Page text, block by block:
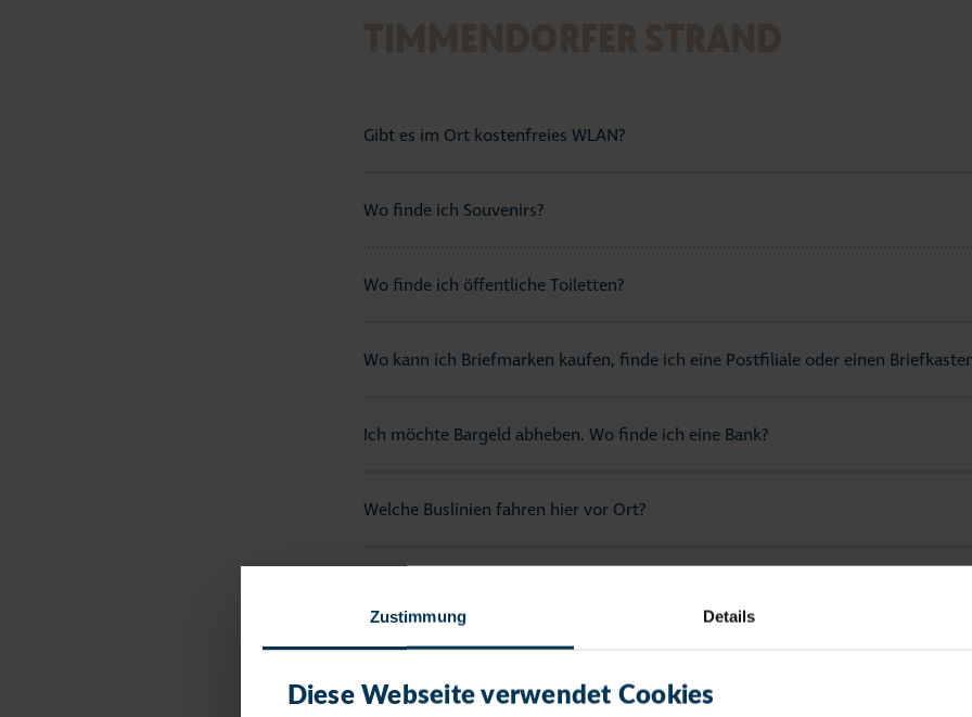
Zustimmung Details
Diese Webseite verwendet Cookies
Gibt es im Ort kostenfreies WLAN?
Wo finde ich Souvenirs?
Wo finde ich öffentliche Toiletten?
Wo kann ich Briefmarken kaufen, finde ich eine Postfiliale oder einen
Ich möchte Bargeld abheben. Wo finde ich eine Bank?
Welche Buslinien fahren hier vor Ort?